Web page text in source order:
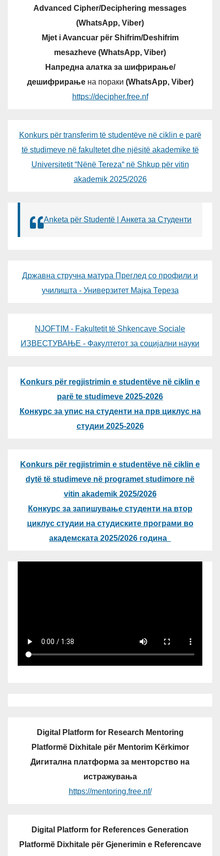
Advanced Cipher/Deciphering messages
(WhatsApp, Viber)
Mjet i Avancuar për Shifrim/Deshifrim
mesazheve (WhatsApp, Viber)
Напредна алатка за шифрирање/
дешифрирањена пораки (WhatsApp, Viber)
https://decipher.free.nf
Konkurs për transferim të studentëve në ciklin e parë
të studimeve në fakultetet dhe njësitë akademike të
Universitetit “Nënë Tereza“ në Shkup për vitin
akademik 2025/2026
Anketa për Studentë | Анкета за Студенти
Државна стручна матура Преглед со профили и
училишта - Универзитет Мајка Тереза
NJOFTIM - Fakultetit të Shkencave Sociale
ИЗВЕСТУВАЊЕ - Факултетот за социјални науки
Konkurs për regjistrimin e studentëve në ciklin e
parë te studimeve 2025-2026
Конкурс за упис на студенти на прв циклус на
студии 2025-2026
Konkurs për regjistrimin e studentëve në ciklin e
dytë të studimeve në programet studimore në
vitin akademik 2025/2026
Конкурс за запишување студенти на втор
циклус студии на студиските програми во
академската 2025/2026 година
Digital Platform for Research Mentoring
Platformë Dixhitale për Mentorim Kërkimor
Дигитална платформа за менторство на
истражувања
https://mentoring.free.nf/
Digital Platform for References Generation
Platformë Dixhitale për Gjenerimin e Referencave